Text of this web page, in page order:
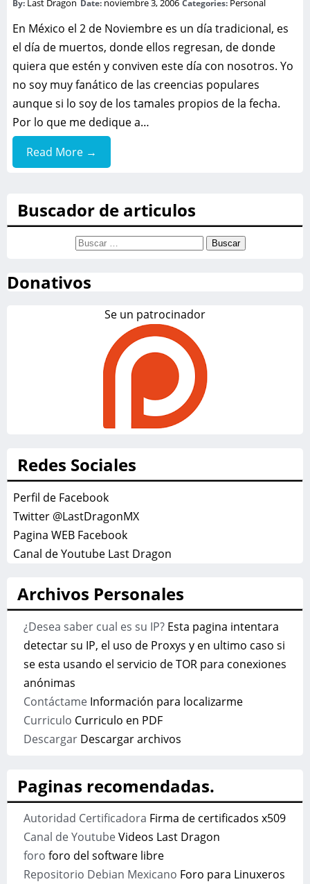
By: Last Dragon Date: noviembre 3, 2006 Categories: Personal
En México el 2 de Noviembre es un día tradicional, es
el día de muertos, donde ellos regresan, de donde
quiera que estén y conviven este día con nosotros. Yo
no soy muy fanático de las creencias populares
aunque si lo soy de los tamales propios de la fecha.
Por lo que me dedique a…
Read More →
Buscador de articulos
Buscar:
Donativos
Se un patrocinador
Redes Sociales
Perfil de Facebook
Twitter @LastDragonMX
Pagina WEB Facebook
Canal de Youtube Last Dragon
Archivos Personales
¿Desea saber cual es su IP?Esta pagina intentara
detectar su IP, el uso de Proxys y en ultimo caso si
se esta usando el servicio de TOR para conexiones
anónimas
ContáctameInformación para localizarme
Curriculo Curriculo en PDF
DescargarDescargar archivos
Paginas recomendadas.
Autoridad Certificadora Firma de certificados x509
Canal de YoutubeVideos Last Dragon
foro foro del software libre
Repositorio Debian Mexicano Foro para Linuxeros